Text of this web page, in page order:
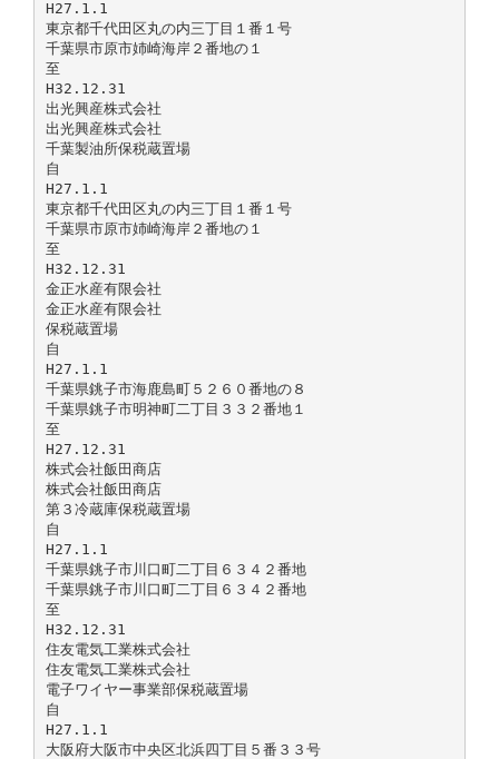
H27.1.1
東京都千代田区丸の内三丁目１番１号
千葉県市原市姉崎海岸２番地の１
至
H32.12.31
出光興産株式会社
出光興産株式会社
千葉製油所保税蔵置場
自
H27.1.1
東京都千代田区丸の内三丁目１番１号
千葉県市原市姉崎海岸２番地の１
至
H32.12.31
金正水産有限会社
金正水産有限会社
保税蔵置場
自
H27.1.1
千葉県銚子市海鹿島町５２６０番地の８
千葉県銚子市明神町二丁目３３２番地１
至
H27.12.31
株式会社飯田商店
株式会社飯田商店
第３冷蔵庫保税蔵置場
自
H27.1.1
千葉県銚子市川口町二丁目６３４２番地
千葉県銚子市川口町二丁目６３４２番地
至
H32.12.31
住友電気工業株式会社
住友電気工業株式会社
電子ワイヤー事業部保税蔵置場
自
H27.1.1
大阪府大阪市中央区北浜四丁目５番３３号